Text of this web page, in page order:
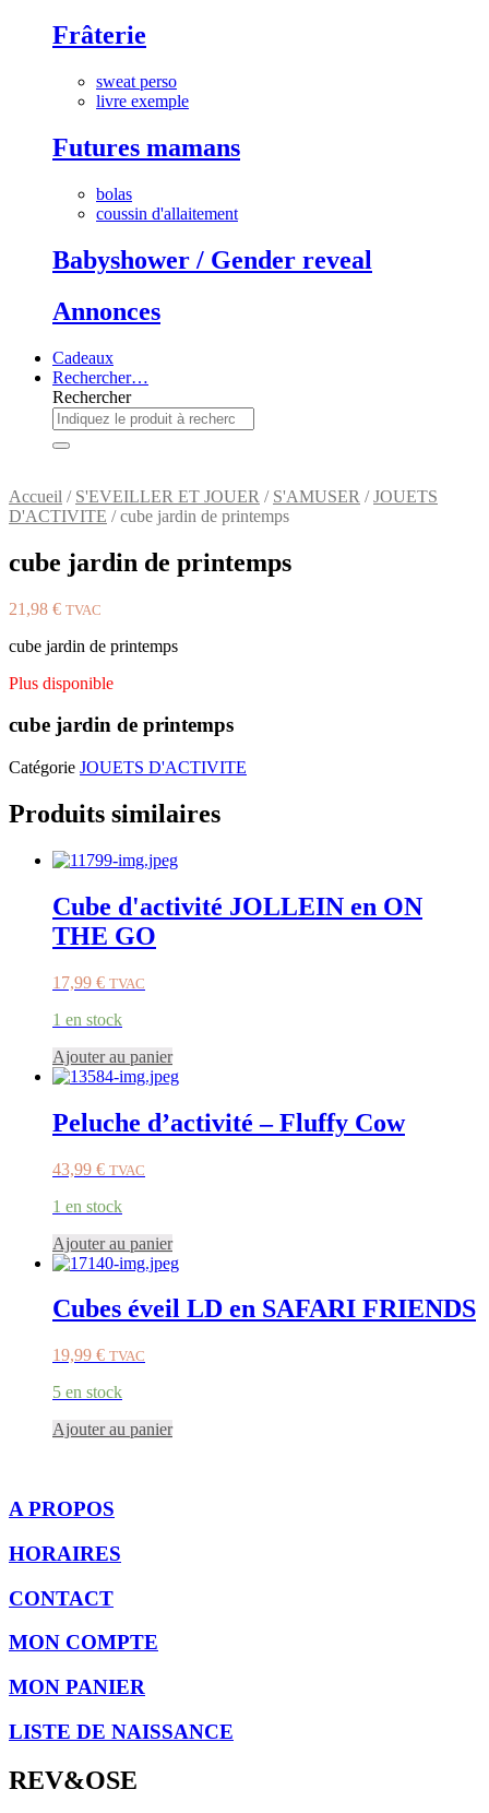
Frâterie
sweat perso
livre exemple
Futures mamans
bolas
coussin d'allaitement
Babyshower / Gender reveal
Annonces
Cadeaux
Rechercher…
Rechercher
Accueil / S'EVEILLER ET JOUER / S'AMUSER /JOUETS
D'ACTIVITE / cube jardin de printemps
cube jardin de printemps
21,98 € TVAC
cube jardin de printemps
Plus disponible
cube jardin de printemps
Catégorie JOUETS D'ACTIVITE
Produits similaires
Cube d'activité JOLLEIN en ON
THE GO
17,99 € TVAC
1 en stock
Ajouter au panier
Peluche d’activité – Fluffy Cow
43,99 € TVAC
1 en stock
Ajouter au panier
Cubes éveil LD en SAFARI FRIENDS
19,99 € TVAC
5 en stock
Ajouter au panier
A PROPOS
HORAIRES
CONTACT
MON COMPTE
MON PANIER
LISTE DE NAISSANCE
REV&OSE